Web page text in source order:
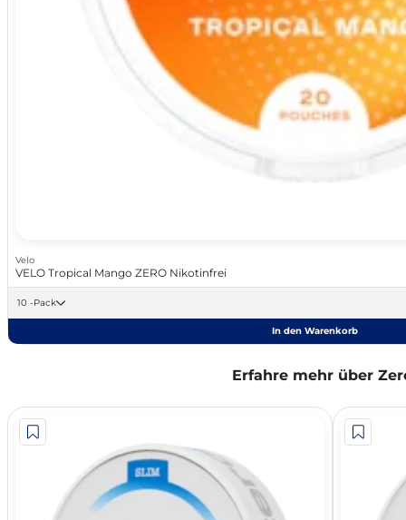
Velo
VELO Tropical Mango ZERO Nikotinfrei
10 -Pack
In den Warenkorb
Erfahre mehr über